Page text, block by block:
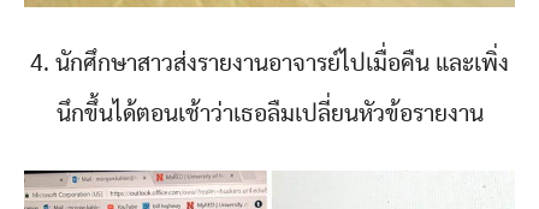
4. นักศึกษาสาวส่งรายงานอาจารย์ไปเมื่อคืน และเพิ่ง
นึกขึ้นได้ตอนเช้าว่าเธอลืมเปลี่ยนหัวข้อรายงาน